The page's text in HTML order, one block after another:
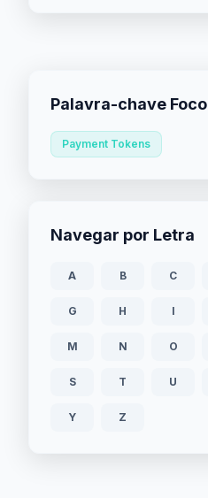
Palavra-chave Foco
Payment Tokens
Navegar por Letra
A B C
G H I
M N O
S T U
Y Z